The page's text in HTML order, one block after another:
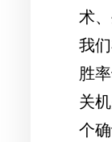
术
我
胜
关
个